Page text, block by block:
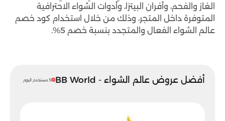
الغاز والفحم، وأفران البيتزا، وأدوات الشواء الاحترافية
المتوفرة داخل المتجر، وذلك من خلال استخدام كود خصم
عالم الشواء الفعال والمتجدد بنسبة خصم 5%.
أفضل عروض عالم الشواء - BB World 5 مستخدم اليوم